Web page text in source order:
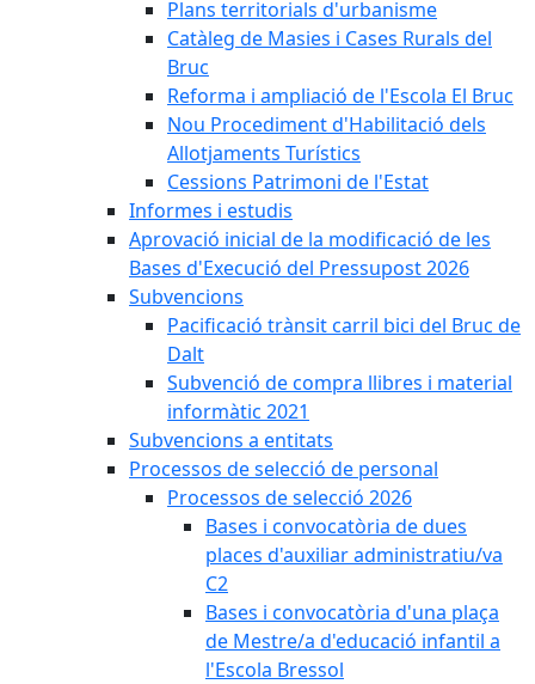
Plans territorials d'urbanisme
Catàleg de Masies i Cases Rurals del
Bruc
Reforma i ampliació de l'Escola El Bruc
Nou Procediment d'Habilitació dels
Allotjaments Turístics
Cessions Patrimoni de l'Estat
Informes i estudis
Aprovació inicial de la modificació de les
Bases d'Execució del Pressupost 2026
Subvencions
Pacificació trànsit carril bici del Bruc de
Dalt
Subvenció de compra llibres i material
informàtic 2021
Subvencions a entitats
Processos de selecció de personal
Processos de selecció 2026
Bases i convocatòria de dues
places d'auxiliar administratiu/va
C2
Bases i convocatòria d'una plaça
de Mestre/a d'educació infantil a
l'Escola Bressol